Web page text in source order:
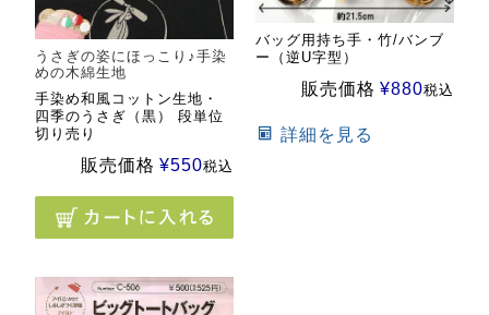
うさぎの姿にほっこり♪手染
めの木綿生地
手染め和風コットン生地・
四季のうさぎ（黒） 段単位
切り売り
販売価格 ¥550税込
バッグ用持ち手・竹/バンブ
ー（逆U字型）
販売価格 ¥880税込
詳細を見る